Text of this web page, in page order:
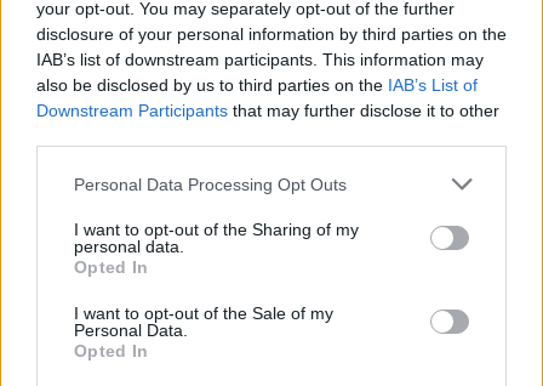
your opt-out. You may separately opt-out of the further
disclosure of your personal information by third parties on the
IAB’s list of downstream participants. This information may
also be disclosed by us to third parties on the IAB’s List of
Downstream Participants that may further disclose it to other
Please note that this website/app uses one or more Google
not limited to your visit or usage behaviour. You may click to
grant or deny consent to Google and its third-party tags to
use your data for below specified purposes in below Google
consent section.
Personal Data Processing Opt Outs
I want to opt-out of the Sharing of my
personal data.
Opted In
I want to opt-out of the Sale of my
Personal Data.
Opted In
A városi képviselő-testület három javaslatot
is tárgyalt a megoldás érdekében, ezek
között új intézmény létrehozása is szerepelt,
azonban végül nem döntöttek az ügyben.
A vitában elhangzott, hogy város 14 millió
forintot vár a megyétől a 2009-es színház- és
fizetési meghagyására a megye azt a választ
adta: amíg nincs megállapodás a
támogatást visszatartják.